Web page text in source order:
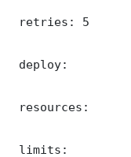
retries: 5
deploy:
resources:
limits: